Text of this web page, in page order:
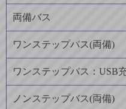
両備バス
ワンステップバス(両備)
ワンステップバス：USB
ノンステップバス(両備)